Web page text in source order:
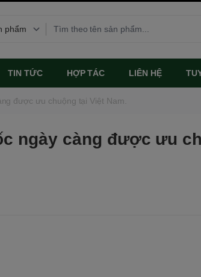
TIN TỨC HỢP TÁC LIÊN HỆ
được ưu chuộng tại Việt Nam.
ngày càng được ưu